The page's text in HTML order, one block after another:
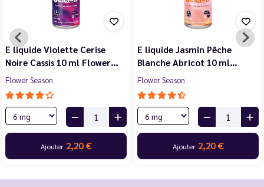
E liquide Violette Cerise
Noire Cassis 10 ml Flower…
Flower Season
Ajouter 2,20 €
E liquide Jasmin Pêche
Blanche Abricot 10 ml…
Flower Season
Ajouter 2,20 €